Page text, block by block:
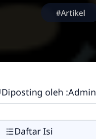
#Artikel
Diposting oleh :Admin
Daftar Isi